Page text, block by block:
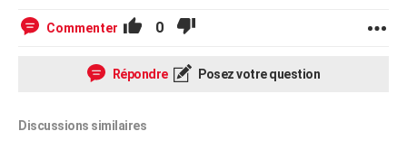
Commenter 0
Répondre Posez votre question
Discussions similaires